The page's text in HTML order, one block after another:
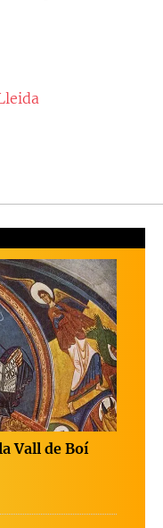
Vall de Boí